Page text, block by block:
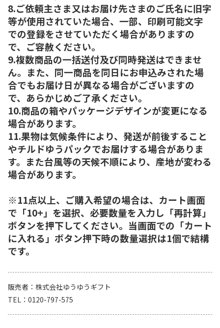
8.ご依頼主さま又はお届け先さまのご氏名に旧字
等が使用されていた場合、一部、印刷可能文字
での登録をさせていただく場合がありますの
で、ご容赦ください。
9.複数商品の一括送付及び同時発送はできませ
ん。また、同一商品を同日にお申込みされた場
合でもお届け日が異なる場合がございますの
で、あらかじめご了承ください。
10.商品の箱やパッケージデザインが変更になる
場合があります。
11.果物は気候条件により、発送が前後すること
やチルドゆうパックでお届けする場合がありま
す。また台風等の天候不順により、産地が変わる
場合があります。
※11点以上、ご購入希望の場合は、カート画面
で「10+」を選択、必要数量を入力し「再計算」
ボタンを押下してください。当画面での「カート
に入れる」ボタン押下時の数量選択は1個で結構
です。
販売者
株式会社ゆうゆうギフト
TEL
0120-797-575